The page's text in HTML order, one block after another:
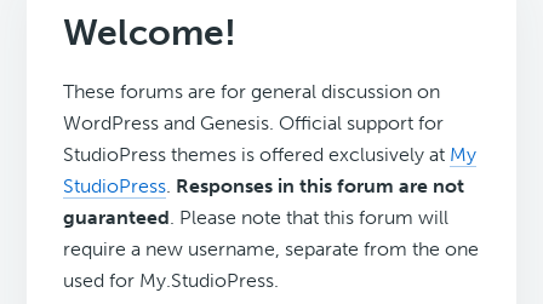
Welcome!
These forums are for general discussion on
WordPress and Genesis. Official support for
StudioPress themes is offered exclusively at My
StudioPress. Responses in this forum are not
guaranteed. Please note that this forum will
require a new username, separate from the one
used for My.StudioPress.